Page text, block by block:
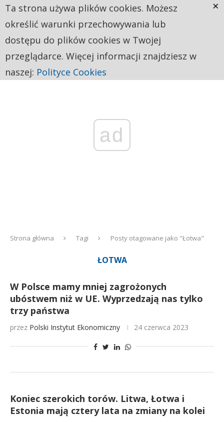
ad
Strona główna Tagi Posty otagowane jako "Łotwa"
ŁOTWA
W Polsce mamy mniej zagrożonych
ubóstwem niż w UE. Wyprzedzają nas tylko
trzy państwa
przez Polski Instytut Ekonomiczny 24 czerwca 2023
Koniec szerokich torów. Litwa, Łotwa i
Estonia mają cztery lata na zmiany na kolei
Ta strona używa plików cookies. Możesz
określić warunki przechowywania lub
dostępu do plików cookies w Twojej
przeglądarce. Więcej informacji znajdziesz w
naszej: Polityce Cookies
×